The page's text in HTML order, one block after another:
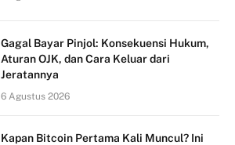
Gagal Bayar Pinjol: Konsekuensi Hukum,
Aturan OJK, dan Cara Keluar dari
Jeratannya
6 Agustus 2026
Kapan Bitcoin Pertama Kali Muncul? Ini